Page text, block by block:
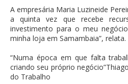
A empresária Maria Luzineide
a quinta vez que recebe
investimento para o meu
minha loja em Samambaia”, relata.
“Numa época em que falta
criando seu próprio
do Trabalho